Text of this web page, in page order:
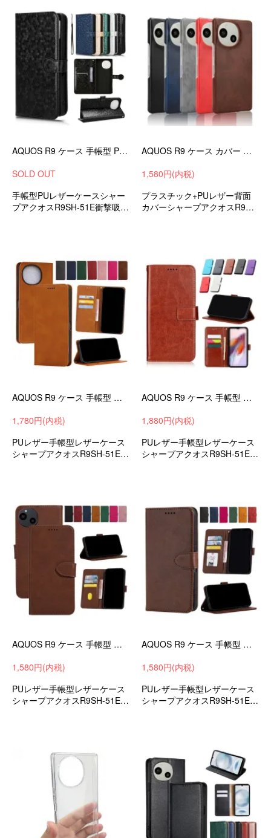
AQUOS R9 ケース 手帳型 PUレザー 幾何学模様 手帳型PUレザーケース ストラップ付き スタンド機能 カード収納 SHARP シャープ アクオス R9
SOLD OUT
手帳型PUレザーケースシャー
プアクオスR9SH-51E衝撃吸収
AQUOS R9 ケース カバー 背面PUレザーケース SHARP シャープ アクオス R9 SH-51E アンドロイド スマートフォンケース/カバー
1,580円(内税)
プラスチック+PUレザー背面
カバーシャープアクオスR9SH
AQUOS R9 ケース 手帳型 カバー PUレザー 手帳型レザーケース スタンド機能 カード収納 ストラップ穴 SHARP シャープ アクオス R9
1,780円(内税)
PUレザー手帳型レザーケース
シャープアクオスR9SH-51E衝
AQUOS R9 ケース 手帳型 カバー PUレザー 手帳型レザーケース スタンド機能 カード収納 ストラップ穴 SHARP シャープ アクオス R9
1,880円(内税)
PUレザー手帳型レザーケース
シャープアクオスR9SH-51E衝
AQUOS R9 ケース 手帳型 カバー PUレザー 手帳型レザーケース スタンド機能 カード収納 ストラップ穴 SHARP シャープ アクオス R9
1,580円(内税)
PUレザー手帳型レザーケース
シャープアクオスR9SH-51E衝
AQUOS R9 ケース 手帳型 カバー PUレザー 手帳型レザーケース スタンド機能 カード収納 ストラップ穴 SHARP シャープ アクオス R9
1,580円(内税)
PUレザー手帳型レザーケース
シャープアクオスR9SH-51E衝